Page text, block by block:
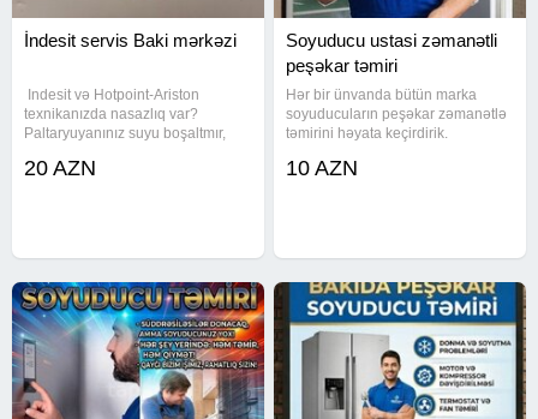
İndesit servis Baki mərkəzi
​ Indesit və Hotpoint-Ariston
texnikanızda nasazlıq var? ​
Paltaryuyanınız suyu boşaltmır,
yoxsa qabyuyanınız yarıda
20 AZN
Soyuducu ustasi zəmanətli
peşəkar təmiri
Hər bir ünvanda bütün marka
soyuducuların peşəkar zəmanətlə
təmirini həyata keçirdirik.
gördüyümüz işə zəmanət veririk
10 AZN